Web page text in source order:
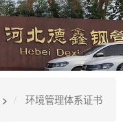
> 环境管理体系证书